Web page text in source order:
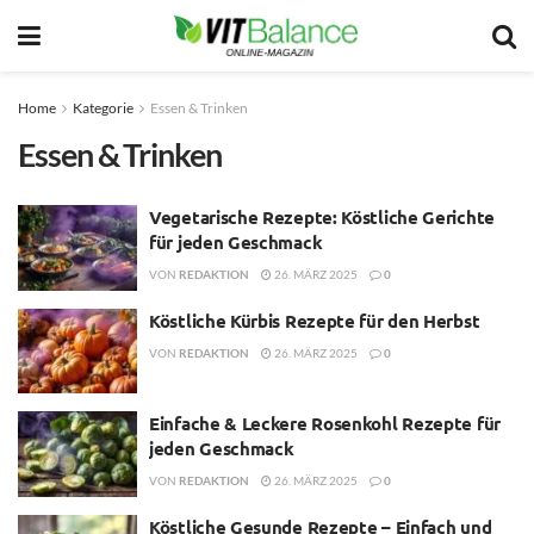
Home Kategorie Essen & Trinken
Essen & Trinken
Vegetarische Rezepte: Köstliche Gerichte
für jeden Geschmack
VON REDAKTION 26. MÄRZ 2025 0
Köstliche Kürbis Rezepte für den Herbst
VON REDAKTION 26. MÄRZ 2025 0
Einfache & Leckere Rosenkohl Rezepte für
jeden Geschmack
VON REDAKTION 26. MÄRZ 2025 0
Köstliche Gesunde Rezepte – Einfach und